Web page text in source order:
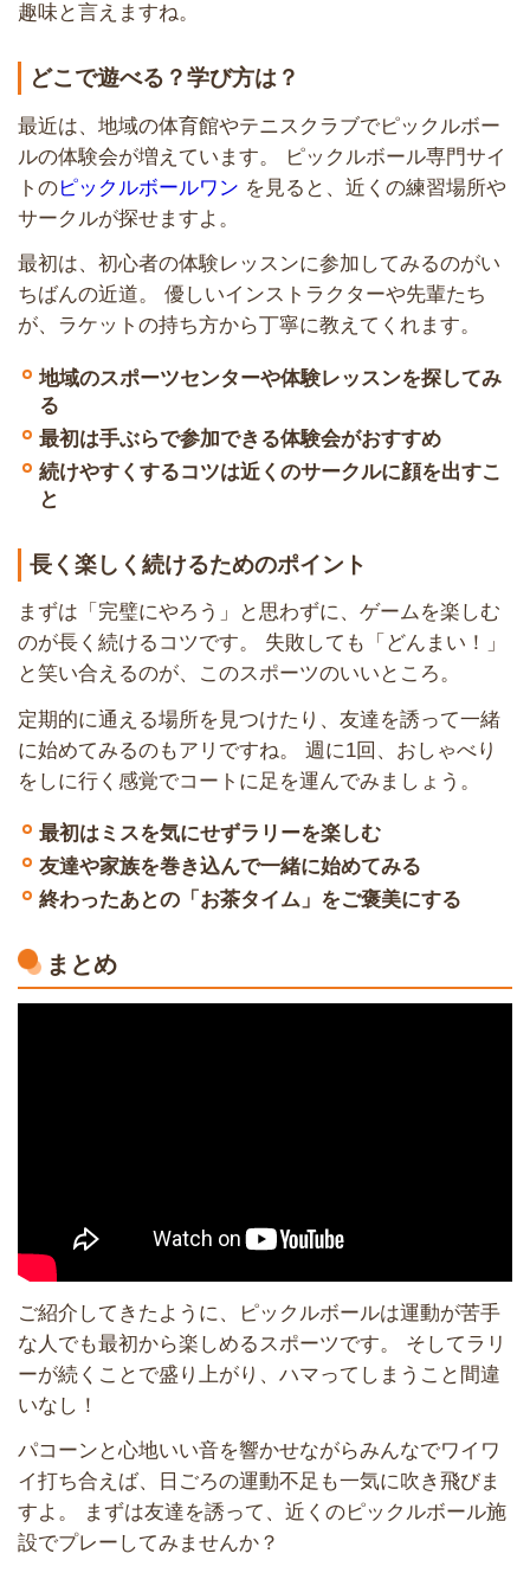
趣味と言えますね。
どこで遊べる？学び方は？
最近は、地域の体育館やテニスクラブでピックルボー
ルの体験会が増えています。 ピックルボール専門サイ
トのピックルボールワン を見ると、近くの練習場所や
サークルが探せますよ。
最初は、初心者の体験レッスンに参加してみるのがい
ちばんの近道。 優しいインストラクターや先輩たち
が、ラケットの持ち方から丁寧に教えてくれます。
地域のスポーツセンターや体験レッスンを探してみ
る
最初は手ぶらで参加できる体験会がおすすめ
続けやすくするコツは近くのサークルに顔を出すこ
と
長く楽しく続けるためのポイント
まずは「完璧にやろう」と思わずに、ゲームを楽しむ
のが長く続けるコツです。 失敗しても「どんまい！」
と笑い合えるのが、このスポーツのいいところ。
定期的に通える場所を見つけたり、友達を誘って一緒
に始めてみるのもアリですね。 週に1回、おしゃべり
をしに行く感覚でコートに足を運んでみましょう。
最初はミスを気にせずラリーを楽しむ
友達や家族を巻き込んで一緒に始めてみる
終わったあとの「お茶タイム」をご褒美にする
まとめ
ご紹介してきたように、ピックルボールは運動が苦手
な人でも最初から楽しめるスポーツです。 そしてラリ
ーが続くことで盛り上がり、ハマってしまうこと間違
いなし！
パコーンと心地いい音を響かせながらみんなでワイワ
イ打ち合えば、日ごろの運動不足も一気に吹き飛びま
すよ。 まずは友達を誘って、近くのピックルボール施
設でプレーしてみませんか？